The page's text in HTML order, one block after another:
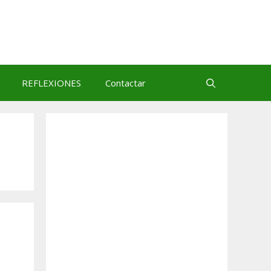
REFLEXIONES Contactar